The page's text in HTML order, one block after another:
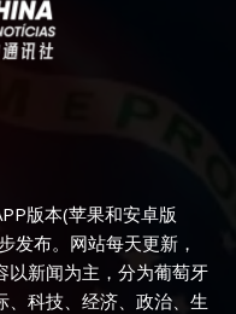
版本(苹果和安卓版
发布。网站每天更新，
以新闻为主，分为葡萄牙
、科技、经济、政治、生